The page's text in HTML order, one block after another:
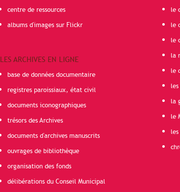
centre de ressources
albums d'images sur Flickr
LES ARCHIVES EN LIGNE
base de données documentaire
registres paroissiaux, état civil
documents iconographiques
trésors des Archives
documents d'archives manuscrits
ouvrages de bibliothèque
organisation des fonds
délibérations du Conseil Municipal
le
le
le
la
le
la
le